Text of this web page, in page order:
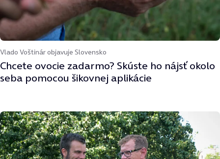
Vlado Voštinár objavuje Slovensko
Chcete ovocie zadarmo? Skúste ho nájsť okolo
seba pomocou šikovnej aplikácie